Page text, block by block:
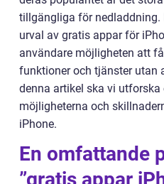
tillgängliga för nedladdning.
urval av gratis appar för
användare möjligheten att
funktioner och tjänster utan
denna artikel ska vi
möjligheterna och
iPhone.
En omfattande